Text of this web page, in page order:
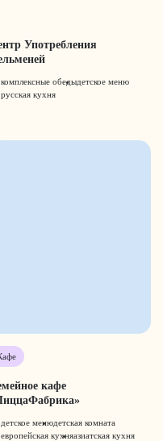
Употребления
комплексные обедыдетское меню
русская кухня
кафе
детское менюдетская комната
европейская кухняазиатская кухня